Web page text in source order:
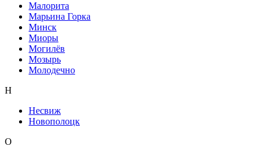
Малорита
Марьина Горка
Минск
Миоры
Могилёв
Мозырь
Молодечно
Н
Несвиж
Новополоцк
О